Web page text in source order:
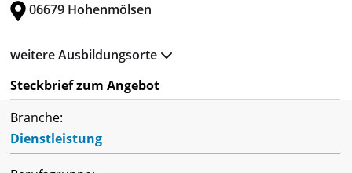
06679 Hohenmölsen
weitere Ausbildungsorte
Steckbrief zum Angebot
Branche:
Dienstleistung